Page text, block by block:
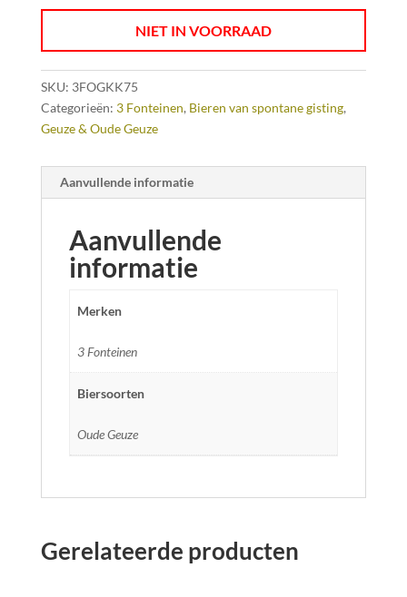
NIET IN VOORRAAD
SKU: 3FOGKK75
Categorieën: 3 Fonteinen, Bieren van spontane gisting,
Geuze & Oude Geuze
Aanvullende informatie
Aanvullende
informatie
Merken
3 Fonteinen
Biersoorten
Oude Geuze
Gerelateerde producten